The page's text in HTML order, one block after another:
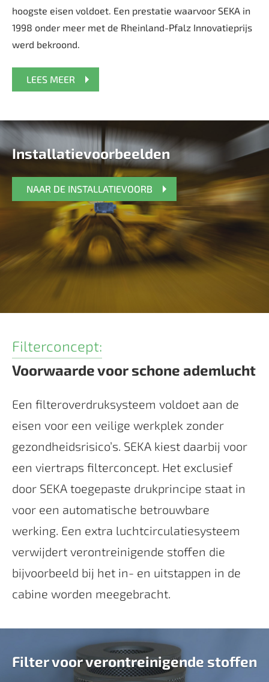
hoogste eisen voldoet. Een prestatie waarvoor SEKA in
1998 onder meer met de Rheinland-Pfalz Innovatieprijs
werd bekroond.
LEES MEER
Installatievoorbeelden
NAAR DE INSTALLATIEVOORB
Filterconcept:
Voorwaarde voor schone ademlucht
Een filteroverdruksysteem voldoet aan de
eisen voor een veilige werkplek zonder
gezondheidsrisico’s. SEKA kiest daarbij voor
een viertraps filterconcept. Het exclusief
door SEKA toegepaste drukprincipe staat in
voor een automatische betrouwbare
werking. Een extra luchtcirculatiesysteem
verwijdert verontreinigende stoffen die
bijvoorbeeld bij het in- en uitstappen in de
cabine worden meegebracht.
Filter voor verontreinigende stoffen